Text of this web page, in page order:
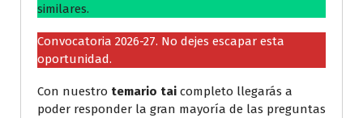
similares.
Convocatoria 2026-27. No dejes escapar esta
oportunidad.
Con nuestro temario tai completo llegarás a
poder responder la gran mayoría de las preguntas